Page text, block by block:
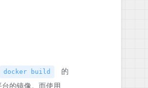
docker build 的
的镜像。而使用